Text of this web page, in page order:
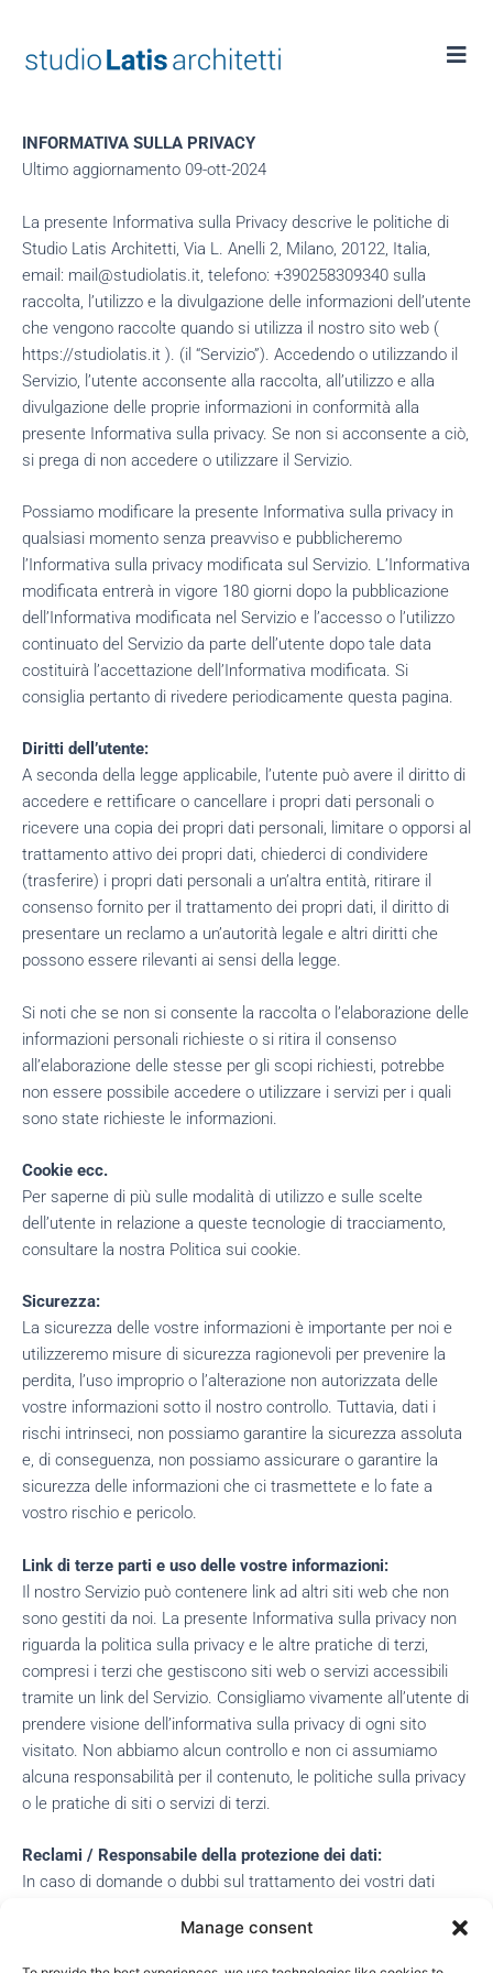
Manage consent
contenuto
INFORMATIVA SULLA PRIVACY
Ultimo aggiornamento 09-ott-2024
La presente Informativa sulla Privacy descrive le politiche di
Studio Latis Architetti, Via L. Anelli 2, Milano, 20122, Italia,
email: mail@studiolatis.it, telefono: +390258309340 sulla
raccolta, l’utilizzo e la divulgazione delle informazioni dell’utente
che vengono raccolte quando si utilizza il nostro sito web (
https://studiolatis.it ). (il “Servizio”). Accedendo o utilizzando il
Servizio, l’utente acconsente alla raccolta, all’utilizzo e alla
divulgazione delle proprie informazioni in conformità alla
presente Informativa sulla privacy. Se non si acconsente a ciò,
si prega di non accedere o utilizzare il Servizio.
Possiamo modificare la presente Informativa sulla privacy in
qualsiasi momento senza preavviso e pubblicheremo
l’Informativa sulla privacy modificata sul Servizio. L’Informativa
modificata entrerà in vigore 180 giorni dopo la pubblicazione
dell’Informativa modificata nel Servizio e l’accesso o l’utilizzo
continuato del Servizio da parte dell’utente dopo tale data
costituirà l’accettazione dell’Informativa modificata. Si
consiglia pertanto di rivedere periodicamente questa pagina.
Diritti dell’utente:
A seconda della legge applicabile, l’utente può avere il diritto di
accedere e rettificare o cancellare i propri dati personali o
ricevere una copia dei propri dati personali, limitare o opporsi al
trattamento attivo dei propri dati, chiederci di condividere
(trasferire) i propri dati personali a un’altra entità, ritirare il
consenso fornito per il trattamento dei propri dati, il diritto di
presentare un reclamo a un’autorità legale e altri diritti che
possono essere rilevanti ai sensi della legge.
Si noti che se non si consente la raccolta o l’elaborazione delle
informazioni personali richieste o si ritira il consenso
all’elaborazione delle stesse per gli scopi richiesti, potrebbe
non essere possibile accedere o utilizzare i servizi per i quali
sono state richieste le informazioni.
Cookie ecc.
Per saperne di più sulle modalità di utilizzo e sulle scelte
dell’utente in relazione a queste tecnologie di tracciamento,
consultare la nostra Politica sui cookie.
Sicurezza:
La sicurezza delle vostre informazioni è importante per noi e
utilizzeremo misure di sicurezza ragionevoli per prevenire la
perdita, l’uso improprio o l’alterazione non autorizzata delle
vostre informazioni sotto il nostro controllo. Tuttavia, dati i
rischi intrinseci, non possiamo garantire la sicurezza assoluta
e, di conseguenza, non possiamo assicurare o garantire la
sicurezza delle informazioni che ci trasmettete e lo fate a
vostro rischio e pericolo.
Link di terze parti e uso delle vostre informazioni:
Il nostro Servizio può contenere link ad altri siti web che non
sono gestiti da noi. La presente Informativa sulla privacy non
riguarda la politica sulla privacy e le altre pratiche di terzi,
compresi i terzi che gestiscono siti web o servizi accessibili
tramite un link del Servizio. Consigliamo vivamente all’utente di
prendere visione dell’informativa sulla privacy di ogni sito
visitato. Non abbiamo alcun controllo e non ci assumiamo
alcuna responsabilità per il contenuto, le politiche sulla privacy
o le pratiche di siti o servizi di terzi.
Reclami / Responsabile della protezione dei dati:
In caso di domande o dubbi sul trattamento dei vostri dati
Officer all’indirizzo Studio Latis Architetti, Via L. Anelli 2, Milano,